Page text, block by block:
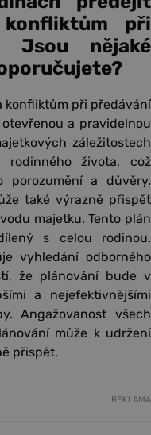
při
Jsou nějaké
konfliktům při předávání
a pravidelnou
záležitostech
života, což
porozumění a důvěry.
také výrazně přispět
majetku. Tento plán
s celou rodinou.
vyhledání odborného
že plánování bude v
a nejefektivnějšími
Angažovanost všech
může k udržení
přispět.
REKLAMA